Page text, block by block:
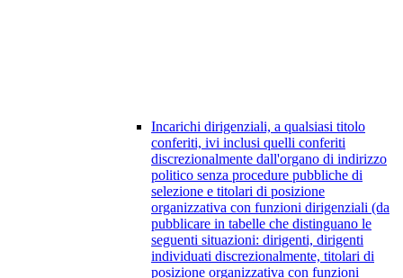
Incarichi dirigenziali, a qualsiasi titolo
conferiti, ivi inclusi quelli conferiti
discrezionalmente dall'organo di indirizzo
politico senza procedure pubbliche di
selezione e titolari di posizione
organizzativa con funzioni dirigenziali (da
pubblicare in tabelle che distinguano le
seguenti situazioni: dirigenti, dirigenti
individuati discrezionalmente, titolari di
posizione organizzativa con funzioni